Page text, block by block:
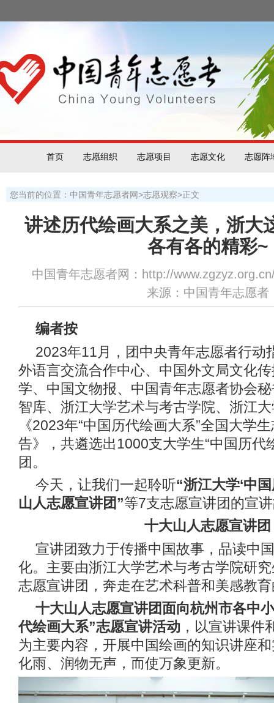
首页 志愿组织 志愿项目 志愿文化 志愿阵
您当前的位置： 中国青年志愿者网>志愿观察>正文
讲述历代绘画大系之美，浙大
各有各的精彩~
中国青年志愿者网：http://
来源：中国青年志愿者
编者按
2023年11月，团中央青年志愿者行动
外语言交流合作中心、中国外文局文化
学、中国文物报、中国青年志愿者协会
智库、浙江大学艺术与考古学院、浙江
《2023年“中国历代绘画大系”全国大学
告》，共遴选出1000支大学生“中国历代
团。
今天，让我们一起聆听“浙江大学‘中
山人志愿宣讲团”等7支志愿宣讲团的宣
十大山人志愿宣讲团
宣讲团致力于传播中国故事，品读中
化。主要由浙江大学艺术与考古学院研
志愿宣讲团，奔走在艺术科普和美感教
十大山人志愿宣讲团面向杭州市各中
代绘画大系”志愿宣讲活动 ，以宣讲课件
为主要内容，开展中国绘画的知识讲座
化雨、润物无声，而使万象更新。